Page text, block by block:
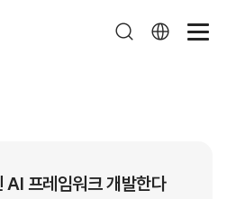
AI 프레임워크 개발한다